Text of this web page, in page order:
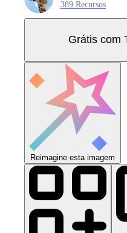
389 Recursos
Grátis com
Reimagine esta imagem